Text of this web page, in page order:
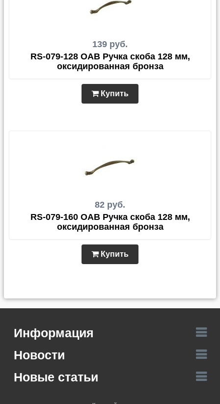
139 руб.
RS-079-128 OAB Ручка скоба 128 мм,
оксидированная бронза
Купить
82 руб.
RS-079-160 OAB Ручка скоба 128 мм,
оксидированная бронза
Купить
Информация
Новости
Новые статьи